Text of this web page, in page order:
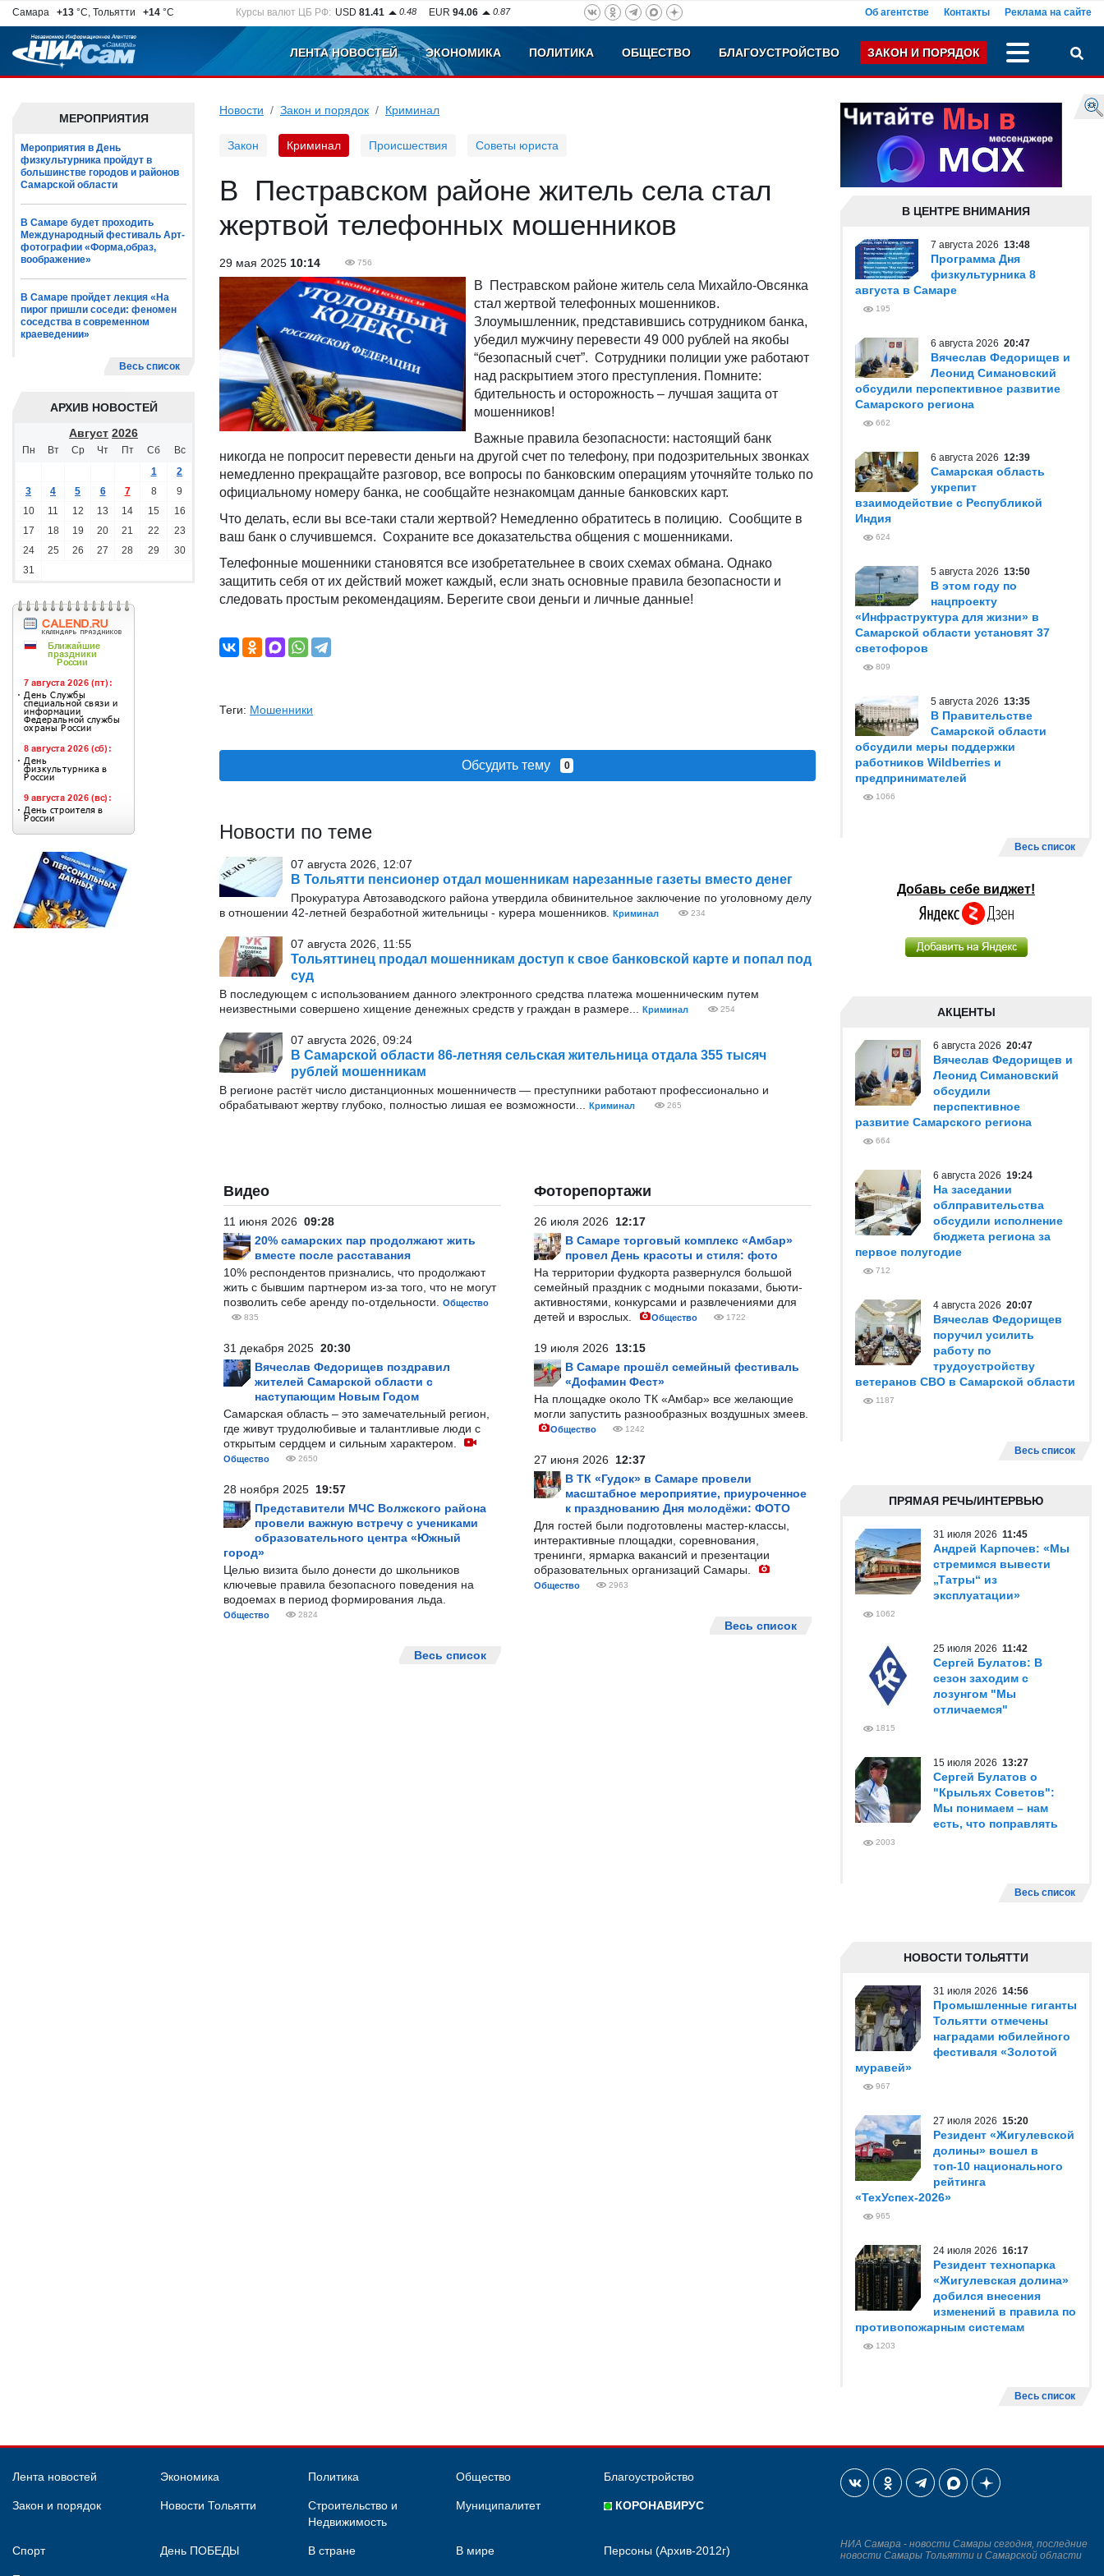
Самара +13 °C, Тольятти +14 °C Курсы валют ЦБ РФ: USD 81.41 0.48 EUR 94.06 0.87 Об агентстве Контакты Реклама на сайте
ЛЕНТА НОВОСТЕЙ ЭКОНОМИКА ПОЛИТИКА ОБЩЕСТВО БЛАГОУСТРОЙСТВО ЗАКОН И ПОРЯДОК
МЕРОПРИЯТИЯ
Мероприятия в День
физкультурника пройдут в
большинстве городов и районов
Самарской области
В Самаре будет проходить
Международный фестиваль Арт-
фотографии «Форма,образ,
воображение»
В Самаре пройдет лекция «На
пирог пришли соседи: феномен
соседства в современном
краеведении»
Весь список
АРХИВ НОВОСТЕЙ
Август 2026
Пн Вт Ср Чт Пт Сб
Вс
1
2
3
4 5 6 7 8
9
10
11 12 13 14 15
16
17
18 19 20 21 22
23
24
25 26 27 28 29
30
31
Новости Закон и порядок Криминал
Закон Криминал Происшествия Советы юриста
В Пестравском районе житель села стал
жертвой телефонных мошенников
29 мая 2025 10:14 756
В Пестравском районе житель села Михайло-Овсянка
стал жертвой телефонных мошенников.
Злоумышленник, представившись сотрудником банка,
убедил мужчину перевести 49 000 рублей на якобы
“безопасный счет”. Сотрудники полиции уже работают
над раскрытием этого преступления. Помните:
бдительность и осторожность – лучшая защита от
мошенников!
Важные правила безопасности: настоящий банк
никогда не попросит перевести деньги на другой счет по телефону, при подозрительных звонках
немедленно прекращайте разговор, все вопросы по банковским операциям уточняйте только по
официальному номеру банка, не сообщайте незнакомцам данные банковских карт.
Что делать, если вы все-таки стали жертвой? Немедленно обратитесь в полицию. Сообщите в
ваш банк о случившемся. Сохраните все доказательства общения с мошенниками.
Телефонные мошенники становятся все изобретательнее в своих схемах обмана. Однако
защитить себя от их действий может каждый, если знать основные правила безопасности и
следовать простым рекомендациям. Берегите свои деньги и личные данные!
Теги: Мошенники
Обсудить тему 0
Новости по теме
07 августа 2026, 12:07
В Тольятти пенсионер отдал мошенникам нарезанные газеты вместо денег
Прокуратура Автозаводского района утвердила обвинительное заключение по уголовному делу
в отношении 42-летней безработной жительницы - курера мошенников.
Криминал 234
07 августа 2026, 11:55
Тольяттинец продал мошенникам доступ к свое банковской карте и попал под
суд
В последующем с использованием данного электронного средства платежа мошенническим путем
неизвестными совершено хищение денежных средств у граждан в размере...
Криминал 254
07 августа 2026, 09:24
В Самарской области 86-летняя сельская жительница отдала 355 тысяч
рублей мошенникам
В регионе растёт число дистанционных мошенничеств — преступники работают профессионально и
обрабатывают жертву глубоко, полностью лишая ее возможности...
Криминал 265
Видео
11 июня 2026 09:28
20% самарских пар продолжают жить
вместе после расставания
10% респондентов признались, что продолжают
жить с бывшим партнером из-за того, что не могут
позволить себе аренду по-отдельности.
Общество
835
31 декабря 2025 20:30
Вячеслав Федорищев поздравил
жителей Самарской области с
наступающим Новым Годом
Самарская область – это замечательный регион,
где живут трудолюбивые и талантливые люди с
открытым сердцем и сильным характером.
Общество 2650
28 ноября 2025 19:57
Представители МЧС Волжского района
провели важную встречу с учениками
образовательного центра «Южный
город»
Целью визита было донести до школьников
ключевые правила безопасного поведения на
водоемах в период формирования льда.
Общество 2824
Весь список
Фоторепортажи
26 июля 2026 12:17
В Самаре торговый комплекс «Амбар»
провел День красоты и стиля: фото
На территории фудкорта развернулся большой
семейный праздник с модными показами, бьюти-
активностями, конкурсами и развлечениями для
детей и взрослых.
Общество 1722
19 июля 2026 13:15
В Самаре прошёл семейный фестиваль
«Дофамин Фест»
На площадке около ТК «Амбар» все желающие
могли запустить разнообразных воздушных змеев.
Общество 1242
27 июня 2026 12:37
В ТК «Гудок» в Самаре провели
масштабное мероприятие, приуроченное
к празднованию Дня молодёжи: ФОТО
Для гостей были подготовлены мастер-классы,
интерактивные площадки, соревнования,
тренинги, ярмарка вакансий и презентации
образовательных организаций Самары.
Общество 2963
Весь список
В ЦЕНТРЕ ВНИМАНИЯ
7 августа 2026 13:48
Программа Дня
физкультурника 8
августа в Самаре
195
6 августа 2026 20:47
Вячеслав Федорищев и
Леонид Симановский
обсудили перспективное развитие
Самарского региона
662
6 августа 2026 12:39
Самарская область
укрепит
взаимодействие с Республикой
Индия
624
5 августа 2026 13:50
В этом году по
нацпроекту
«Инфраструктура для жизни» в
Самарской области установят 37
светофоров
809
5 августа 2026 13:35
В Правительстве
Самарской области
обсудили меры поддержки
работников Wildberries и
предпринимателей
1066
Весь список
Добавь себе виджет!
АКЦЕНТЫ
6 августа 2026 20:47
Вячеслав Федорищев и
Леонид Симановский
обсудили
перспективное
развитие Самарского региона
664
6 августа 2026 19:24
На заседании
облправительства
обсудили исполнение
бюджета региона за
первое полугодие
712
4 августа 2026 20:07
Вячеслав Федорищев
поручил усилить
работу по
трудоустройству
ветеранов СВО в Самарской области
1187
Весь список
ПРЯМАЯ РЕЧЬ/ИНТЕРВЬЮ
31 июля 2026 11:45
Андрей Карпочев: «Мы
стремимся вывести
„Татры“ из
эксплуатации»
1062
25 июля 2026 11:42
Сергей Булатов: В
сезон заходим с
лозунгом "Мы
отличаемся"
1815
15 июля 2026 13:27
Сергей Булатов о
"Крыльях Советов":
Мы понимаем – нам
есть, что поправлять
2003
Весь список
НОВОСТИ ТОЛЬЯТТИ
31 июля 2026 14:56
Промышленные гиганты
Тольятти отмечены
наградами юбилейного
фестиваля «Золотой
муравей»
967
27 июля 2026 15:20
Резидент «Жигулевской
долины» вошел в
топ-10 национального
рейтинга
«ТехУспех-2026»
965
24 июля 2026 16:17
Резидент технопарка
«Жигулевская долина»
добился внесения
изменений в правила по
противопожарным системам
1203
Весь список
Лента новостей Экономика Политика Общество Благоустройство
Закон и порядок Новости Тольятти
Строительство и
Недвижимость
Муниципалитет КОРОНАВИРУС
Спорт День ПОБЕДЫ В стране В мире Персоны (Архив-2012г)
НИА Самара - новости Самары сегодня, последние
новости Самары Тольятти и Самарской области